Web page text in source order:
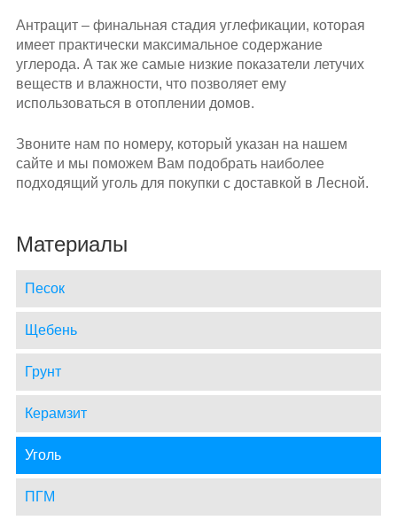
Антрацит – финальная стадия углефикации, которая
имеет практически максимальное содержание
углерода. А так же самые низкие показатели летучих
веществ и влажности, что позволяет ему
использоваться в отоплении домов.
Звоните нам по номеру, который указан на нашем
сайте и мы поможем Вам подобрать наиболее
подходящий уголь для покупки с доставкой в Лесной.
Материалы
Песок
Щебень
Грунт
Керамзит
Уголь
ПГМ